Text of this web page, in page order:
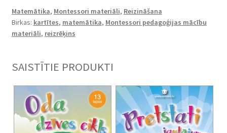
Matemātika, Montessori materiāli, Reizināšana
Birkas: kartītes, matemātika, Montessori pedagoģijas mācību
materiāli, reizrēķins
SAISTĪTIE PRODUKTI